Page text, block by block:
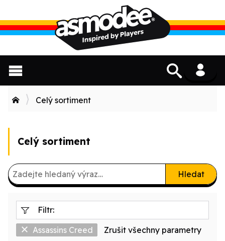
Celý sortiment
Celý sortiment
Hledat
Filtr:
Assassins Creed Zrušit všechny parametry